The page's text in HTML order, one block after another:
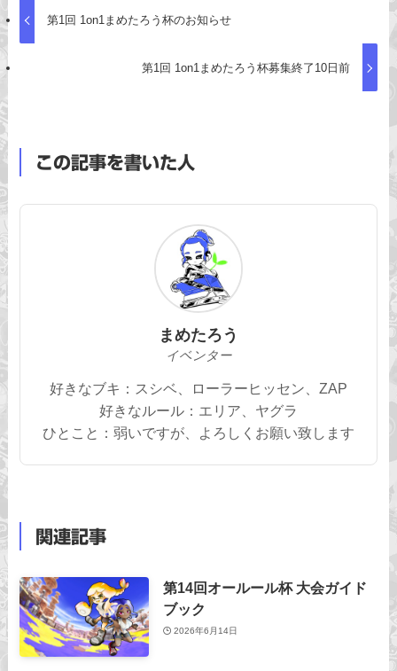
第1回 1on1まめたろう杯のお知らせ
第1回 1on1まめたろう杯募集終了10日前
この記事を書いた人
まめたろう
イベンター
好きなブキ：スシベ、ローラーヒッセン、ZAP
好きなルール：エリア、ヤグラ
ひとこと：弱いですが、よろしくお願い致します
関連記事
第14回オールール杯 大会ガイド
ブック
2026年6月14日